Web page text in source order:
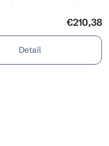
súpravy pre normálne
HAN-58113000€210,38
Detail